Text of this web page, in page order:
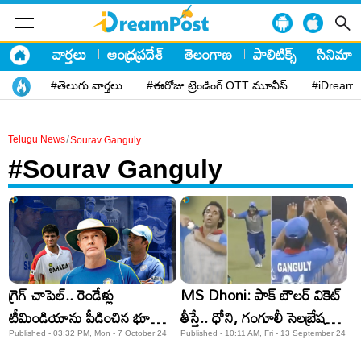
వార్తలు ఆంధ్రప్రదేశ్ తెలంగాణ పాలిటిక్స్ సినిమా
#తెలుగు వార్తలు #ఈరోజు ట్రెండింగ్ OTT మూవీస్
Telugu News/Sourav Ganguly
#Sourav Ganguly
గ్రెగ్‌ చాపెల్‌.. రెండేళ్లు
టీమిండియాను పీడించిన భూతం!
గంగూలీని దారుణంగా
Published - 03:32 PM, Mon - 7 October 24
MS Dhoni: పాక్ బౌలర్ వికెట్
తీస్తే.. ధోని, గంగూలీ సెలబ్రేషన్స్!
వీడియో వైరల్..
Published - 10:11 AM, Fri - 13 September 24